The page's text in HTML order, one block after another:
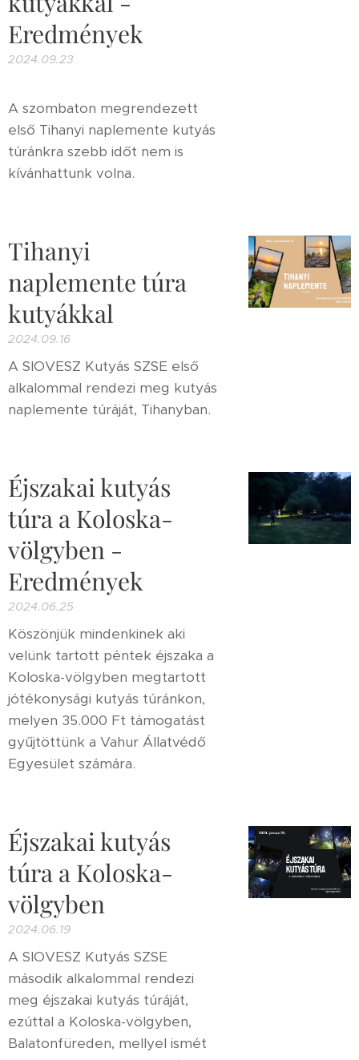
Eredmények
2024.09.23
A szombaton megrendezett
első Tihanyi naplemente kutyás
túránkra szebb időt nem is
kívánhattunk volna.
Tihanyi
naplemente túra
kutyákkal
2024.09.16
A SIOVESZ Kutyás SZSE első
alkalommal rendezi meg kutyás
naplemente túráját, Tihanyban.
Éjszakai kutyás
túra a Koloska-
völgyben -
Eredmények
2024.06.25
Köszönjük mindenkinek aki
velünk tartott péntek éjszaka a
Koloska-völgyben megtartott
jótékonysági kutyás túránkon,
melyen 35.000 Ft támogatást
gyűjtöttünk a Vahur Állatvédő
Egyesület számára.
Éjszakai kutyás
túra a Koloska-
völgyben
2024.06.19
A SIOVESZ Kutyás SZSE
második alkalommal rendezi
meg éjszakai kutyás túráját,
ezúttal a Koloska-völgyben,
Balatonfüreden, mellyel ismét